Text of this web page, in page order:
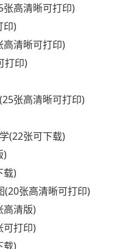
高清晰可打印)
印)
高清晰可打印)
打印)
张高清晰可打印)
(22张可下载)
)
载)
(20张高清晰可打印)
高清版)
可打印)
载)